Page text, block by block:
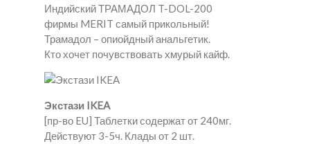
Индийский ТРАМАДОЛ T-DOL-200
фирмы MERIT самый прикольный!
Трамадол – опиойдный анальгетик.
Кто хочет почувствовать хмурый кайф.
Экстази IKEA
[пр-во EU] Таблетки содержат от 240мг.
Действуют 3-5ч. Клады от 2 шт.